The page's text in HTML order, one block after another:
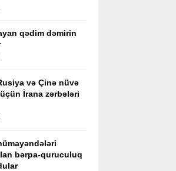
qədim dəmirin
və Çinə nüvə
üçün İrana zərbələri
bərpa-quruculuq